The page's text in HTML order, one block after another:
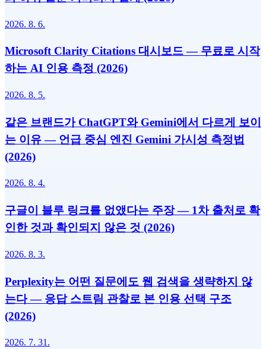
2026. 8. 6.
Microsoft Clarity Citations 대시보드 — 무료로 시작
하는 AI 인용 측정 (2026)
2026. 8. 5.
같은 브랜드가 ChatGPT와 Gemini에서 다르게 보이
는 이유 — 언급 중심 엔진 Gemini 가시성 측정법
(2026)
2026. 8. 4.
구글이 블루 링크를 없앴다는 주장 — 1차 출처로 확
인한 것과 확인되지 않은 것 (2026)
2026. 8. 3.
Perplexity는 어떤 질문에도 웹 검색을 생략하지 않
는다 — 응답 스트림 관찰로 본 인용 선택 구조
(2026)
2026. 7. 31.